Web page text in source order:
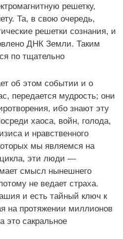
решетку,
Та, в свою очередь,
решетки сознания, и
ДНК Земли. Таким
по тщательно
об этом событии и о
передается мудрость; они
ибо знают эту
хаоса, войн, голода,
и нравственного
мы являемся на
цикла, эти люди —
смысл нынешнего
не ведает страха.
и есть тайный ключ к
на протяжении миллионов
это сакральное